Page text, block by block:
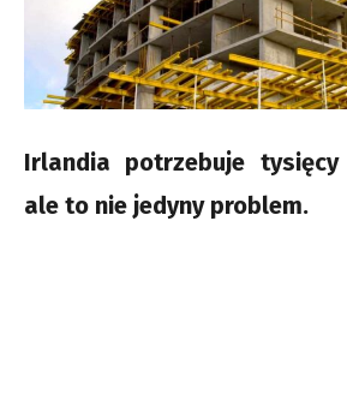
Irlandia potrzebuje tysięcy
ale to nie jedyny problem.